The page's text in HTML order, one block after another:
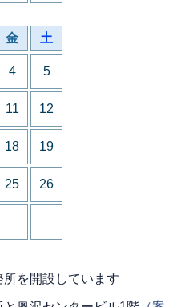
金 土
4 5
11 12
18 19
25 26
を開設しています